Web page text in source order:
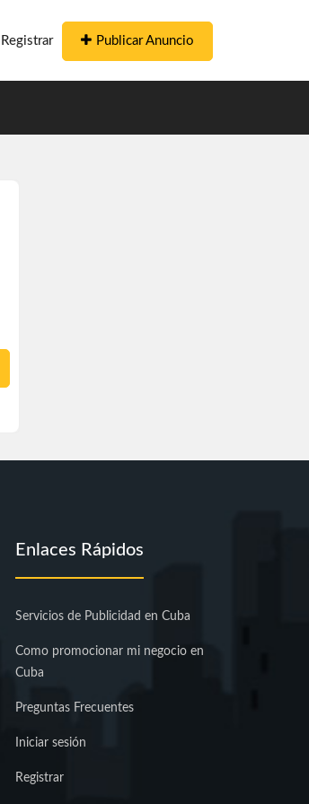
Registrar Publicar Anuncio
Enlaces Rápidos
Servicios de Publicidad en Cuba
Como promocionar mi negocio en
Cuba
Preguntas Frecuentes
Iniciar sesión
Registrar